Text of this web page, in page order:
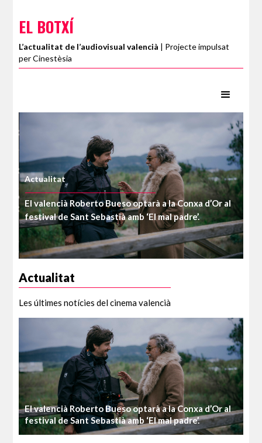
EL BOTXÍ
L’actualitat de l’audiovisual valencià | Projecte impulsat
per Cinestèsia
Actualitat
El valencià Roberto Bueso optarà a la Conxa d’Or al
festival de Sant Sebastià amb ‘El mal padre’.
Actualitat
Les últimes notícies del cinema valencià
El valencià Roberto Bueso optarà a la Conxa d’Or al
festival de Sant Sebastià amb ‘El mal padre’.